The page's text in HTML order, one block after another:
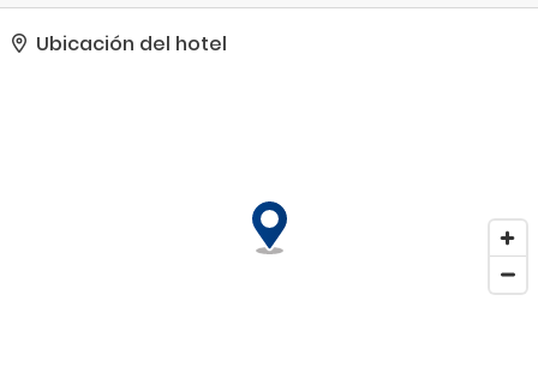
libre y 3 cubiertas disponibles. Encontrarás también conexión a
Internet wifi gratis, servicios de conserjería y una zona recreativa
de reuniones. Pagando un pequeño suplemento podrás
aprovechar prestaciones como servicio de transporte desde el
hotel hasta el aeropuerto disponible 24 horas y aparcamiento con
Ubicación del hotel